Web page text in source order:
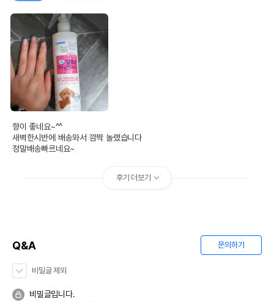
받았음을 확인할수 있는
경우 그에 대한 사항
제조국 또는 원산지
향이 좋네요~^^
새벽한시반에 배송와서 깜짝 놀랬습니다
정말배송빠르네요~
후기 더보기
Q&A 문의하기
비밀글 제외
비밀글입니다.